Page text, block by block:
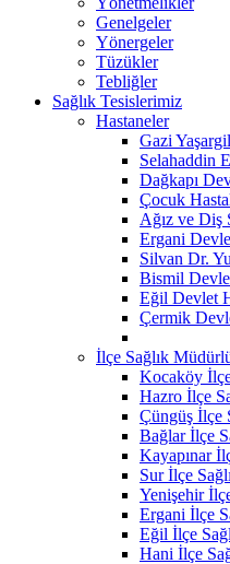
Genelgeler
Yönergeler
Tüzükler
Tebliğler
Sağlık Tesislerimiz
Hastaneler
Gazi
Selahaddin
Dağkapı
Çocuk
Ağız ve Diş
Ergani
Silvan Dr.
Bismil
Eğil Devlet
Çermik
İlçe Sağlık
Kocaköy
Hazro İlçe
Çüngüş İlçe
Bağlar İlçe
Kayapınar
Sur İlçe
Yenişehir
Ergani İlçe
Eğil İlçe
Hani İlçe